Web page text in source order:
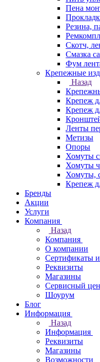
Пена
Резина,
Скотч,
Смазка
Фум
Крепежные
Назад
Крепеж
Крепеж
Ленты
Метизы
Опоры
Хомуты
Хомуты
Хомуты,
Крепеж
Бренды
Акции
Услуги
Компания
Назад
Компания
О компании
Сертификаты
Реквизиты
Магазины
Сервисный
Шоурум
Блог
Информация
Назад
Информация
Реквизиты
Магазины
Возможности